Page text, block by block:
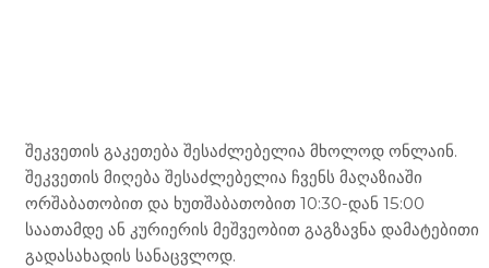
შეკვეთის გაკეთება შესაძლებელია მხოლოდ ონლაინ.
შეკვეთის მიღება შესაძლებელია ჩვენს მაღაზიაში
ორშაბათობით და ხუთშაბათობით 10:30-დან 15:00
საათამდე ან კურიერის მეშვეობით გაგზავნა დამატებითი
გადასახადის სანაცვლოდ.